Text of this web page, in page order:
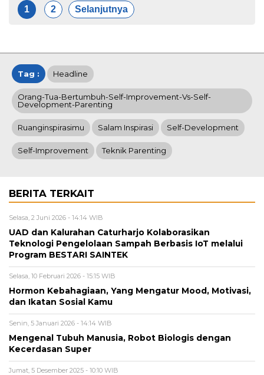
1 2 Selanjutnya
Tag : Headline
Orang-Tua-Bertumbuh-Self-Improvement-Vs-Self-
Development-Parenting
Ruanginspirasimu Salam Inspirasi Self-Development
Self-Improvement Teknik Parenting
BERITA TERKAIT
Selasa, 2 Juni 2026 - 14:14 WIB
UAD dan Kalurahan Caturharjo Kolaborasikan
Teknologi Pengelolaan Sampah Berbasis IoT melalui
Program BESTARI SAINTEK
Selasa, 10 Februari 2026 - 15:15 WIB
Hormon Kebahagiaan, Yang Mengatur Mood, Motivasi,
dan Ikatan Sosial Kamu
Senin, 5 Januari 2026 - 14:14 WIB
Mengenal Tubuh Manusia, Robot Biologis dengan
Kecerdasan Super
Jumat, 5 Desember 2025 - 10:10 WIB